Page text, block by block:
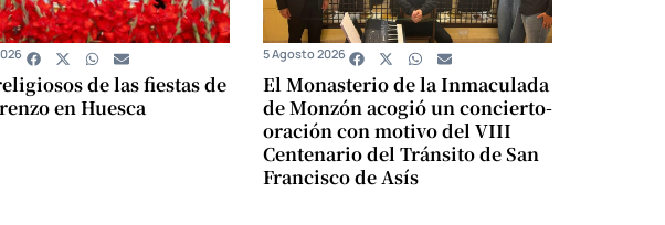
de las fiestas de
en Huesca
El Monasterio de la Inmaculada
de Monzón acogió un concierto-
oración con motivo del VIII
Centenario del Tránsito de San
Francisco de Asís
5 Agosto 2026